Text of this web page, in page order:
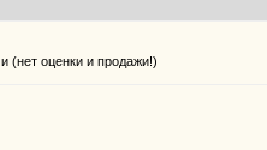
(нет оценки и продажи!)